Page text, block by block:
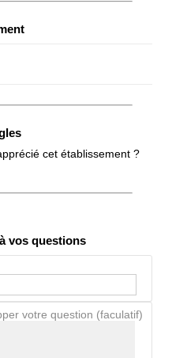
cet établissement ?
vos questions
votre question (faculatif)